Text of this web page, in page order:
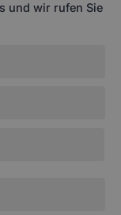
und wir rufen Sie